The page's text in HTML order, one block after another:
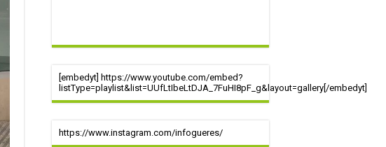
[embedyt] https://www.youtube.com/embed?
listType=playlist&list=UUfLtIbeLtDJA_7FuHI8pF_g&layout=gallery[/embedyt]
https://www.instagram.com/infogueres/